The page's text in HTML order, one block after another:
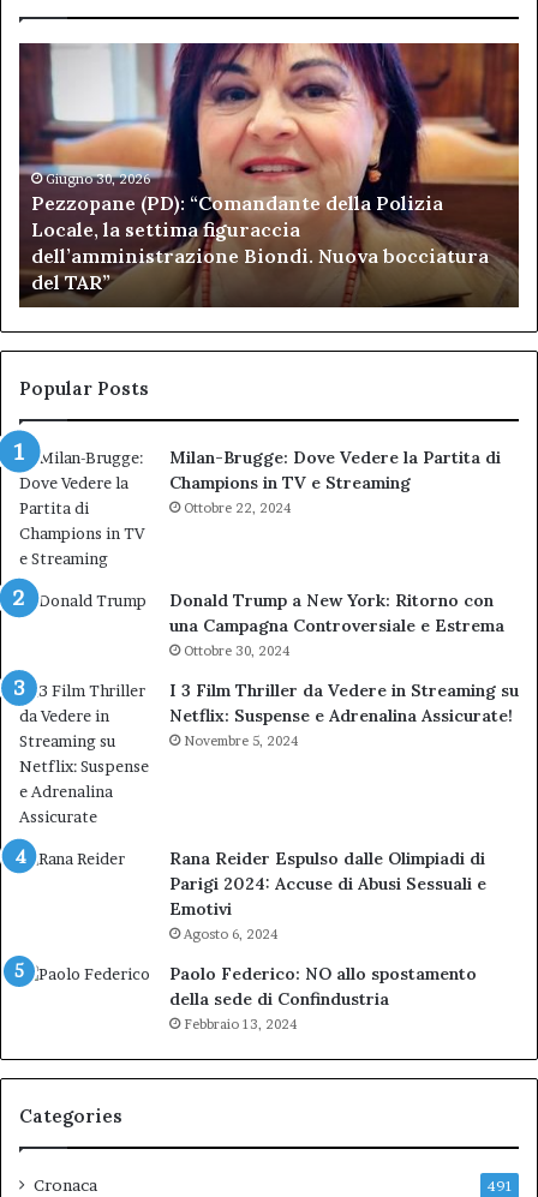
Pezzopane
(PD):
“Comandante
della
Polizia
Locale,
settima
figuraccia
dell’amministrazione
Biondi.
Nuova
bocciatura
del
Giugno 30, 2026
Pezzopane (PD): “Comandante della Polizia
Locale, la settima figuraccia
dell’amministrazione Biondi. Nuova bocciatura
del TAR”
ai
Popular Posts
Milan-Brugge: Dove Vedere la Partita di
Champions in TV e Streaming
Ottobre 22, 2024
Donald Trump a New York: Ritorno con
una Campagna Controversiale e Estrema
Ottobre 30, 2024
I 3 Film Thriller da Vedere in Streaming su
Netflix: Suspense e Adrenalina Assicurate!
Novembre 5, 2024
Rana Reider Espulso dalle Olimpiadi di
Parigi 2024: Accuse di Abusi Sessuali e
Emotivi
Agosto 6, 2024
Paolo Federico: NO allo spostamento
della sede di Confindustria
Febbraio 13, 2024
Categories
Cronaca 491